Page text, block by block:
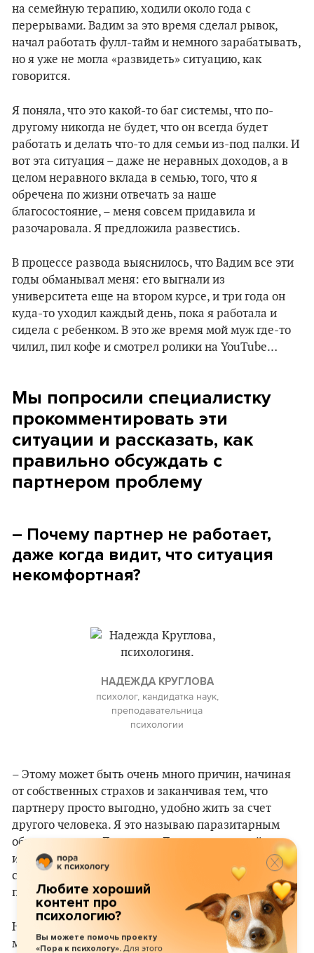
на семейную терапию, ходили около года с
перерывами. Вадим за это время сделал рывок,
начал работать фулл-тайм и немного зарабатывать,
но я уже не могла «развидеть» ситуацию, как
говорится.
Я поняла, что это какой-то баг системы, что по-
другому никогда не будет, что он всегда будет
работать и делать что-то для семьи из-под палки. И
вот эта ситуация – даже не неравных доходов, а в
целом неравного вклада в семью, того, что я
обречена по жизни отвечать за наше
благосостояние, – меня совсем придавила и
разочаровала. Я предложила развестись.
В процессе развода выяснилось, что Вадим все эти
годы обманывал меня: его выгнали из
университета еще на втором курсе, и три года он
куда-то уходил каждый день, пока я работала и
сидела с ребенком. В это же время мой муж где-то
чилил, пил кофе и смотрел ролики на YouTube…
Мы попросили специалистку
прокомментировать эти
ситуации и рассказать, как
правильно обсуждать с
партнером проблему
– Почему партнер не работает,
даже когда видит, что ситуация
некомфортная?
НАДЕЖДА КРУГЛОВА
психолог, кандидатка наук,
преподавательница
психологии
– Этому может быть очень много причин, начиная
от собственных страхов и заканчивая тем, что
партнеру просто выгодно, удобно жить за счет
другого человека. Я это называю паразитарным
образом жизни. Допустим, Даниил из первой
истории либо будет всю жизнь один, либо найдет
себе другую «жертву», с которой будет вести
подобный паразитарный образ жизни.
На мой взгляд, ключевой момент – это его модель
мышления, поведения, его способ отношения и
Любите хороший
контент про
психологию?
Вы можете помочь проекту
«Пора к психологу». Для этого